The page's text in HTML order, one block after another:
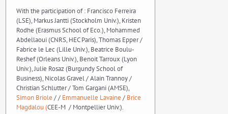
With the participation of : Francisco Ferreira
(LSE), Markus Jantti (Stockholm Univ.), Kristen
Rodhe (Erasmus School of Eco.), Mohammed
Abdellaoui (CNRS, HEC Paris), Thomas Epper /
Fabrice le Lec (Lille Univ.), Beatrice Boulu-
Reshef (Orleans Univ.), Benoit Tarroux (Lyon
Univ.), Julie Rosaz (Burgundy School of
Business), Nicolas Gravel / Alain Trannoy /
Christian Schlutter / Tom Gargani (AMSE),
Simon Briole / / Emmanuelle Lavaine / Brice
Magdalou (CEE-M / Montpellier Univ.).